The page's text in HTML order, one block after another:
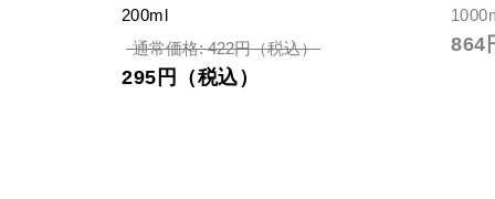
200ml
通常価格: 422円（税込）
295円（税込）
864